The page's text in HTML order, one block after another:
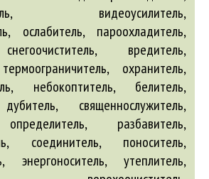
видеоусилитель,
ослабитель, пароохладитель,
вредитель,
охранитель,
небокоптитель, белитель,
священнослужитель,
разбавитель,
соединитель, поноситель,
энергоноситель, утеплитель,